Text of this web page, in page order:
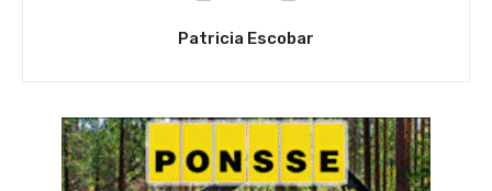
Patricia Escobar